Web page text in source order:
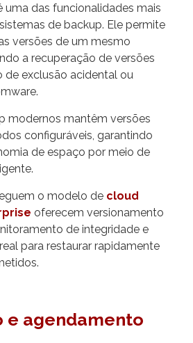
uma das funcionalidades mais
de backup. Ele permite
versões de um mesmo
a recuperação de versões
de exclusão acidental ou
modernos mantêm versões
configuráveis, garantindo
de espaço por meio de
o modelo de cloud
oferecem versionamento
de integridade e
para restaurar rapidamente
e agendamento